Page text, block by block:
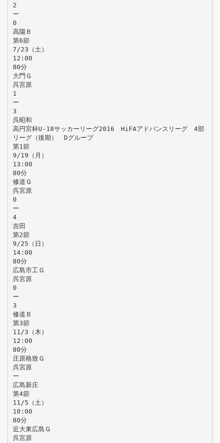
2
ー
0
高陽Ｂ
第6節
7/23（土）
12:00
80分
大門Ｇ
呉宮原
1
ー
3
呉昭和
高円宮杯U-18サッカーリーグ2016 HiFAアドバンスリーグ 4部
リーグ（後期） Dグループ
第1節
9/19（月）
13:00
80分
修道Ｇ
呉宮原
0
ー
4
吉田
第2節
9/25（日）
14:00
80分
広島市工Ｇ
呉宮原
0
ー
3
修道Ｂ
第3節
11/3（木）
12:00
80分
庄原格致Ｇ
呉宮原
ー
広島新庄
第4節
11/5（土）
10:00
80分
近大東広島Ｇ
呉宮原